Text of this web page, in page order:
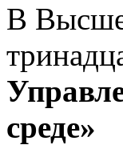
В
среде»